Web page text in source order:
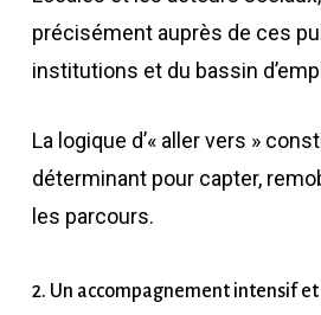
précisément auprès de ces
institutions et du bassin
La logique d’« aller vers »
déterminant pour capter,
les parcours.
2. Un accompagnement intensif